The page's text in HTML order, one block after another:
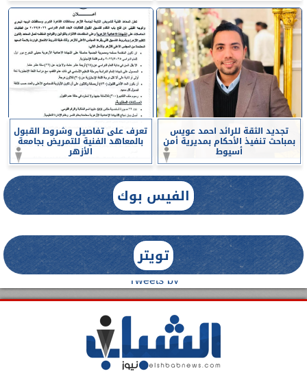
تجديد الثقة للرائد احمد عويس
بمباحث تنفيذ الأحكام بمديرية أمن
أسيوط
تعرف على تفاصيل وشروط القبول
بالمعاهد الفنية للتمريض بجامعة
الأزهر
الفيس بوك
تويتر
Tweets by